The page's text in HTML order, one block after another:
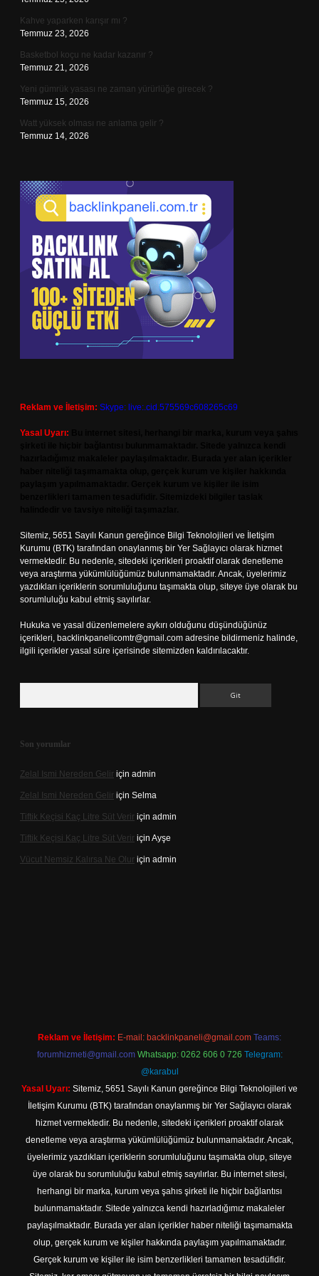
Kahve yaparken karışır mı ?
Temmuz 23, 2026
Basketbol koçu ne kadar kazanır ?
Temmuz 21, 2026
Yeni gümrük yasası ne zaman yürürlüğe girecek ?
Temmuz 15, 2026
Watt yüksek olması ne anlama gelir ?
Temmuz 14, 2026
Reklam ve İletişim: Skype: live:.cid.575569c608265c69
Yasal Uyarı:
Sitemiz, 5651 Sayılı Kanun gereğince Bilgi Teknolojileri ve İletişim
Kurumu (BTK) tarafından onaylanmış bir Yer Sağlayıcı olarak hizmet
vermektedir. Bu nedenle, sitedeki içerikleri proaktif olarak denetleme
veya araştırma yükümlülüğümüz bulunmamaktadır. Ancak, üyelerimiz
yazdıkları içeriklerin sorumluluğunu taşımakta olup, siteye üye olarak bu
sorumluluğu kabul etmiş sayılırlar.
Hukuka ve yasal düzenlemelere aykırı olduğunu düşündüğünüz
içerikleri, backlinkpanelicomtr@gmail.com adresine bildirmeniz halinde,
ilgili içerikler yasal süre içerisinde sitemizden kaldırılacaktır.
Son yorumlar
Zelal Ismi Nereden Gelir için admin
Zelal Ismi Nereden Gelir için Selma
Tiftik Keçisi Kaç Litre Süt Verir için admin
Tiftik Keçisi Kaç Litre Süt Verir için Ayşe
Vücut Nemsiz Kalırsa Ne Olur için admin
Reklam ve İletişim: E-mail: backlinkpaneli@gmail.com Teams:
forumhizmeti@gmail.com Whatsapp: 0262 606 0 726 Telegram:
@karabul
Yasal Uyarı: Sitemiz, 5651 Sayılı Kanun gereğince Bilgi Teknolojileri ve
İletişim Kurumu (BTK) tarafından onaylanmış bir Yer Sağlayıcı olarak
hizmet vermektedir. Bu nedenle, sitedeki içerikleri proaktif olarak
denetleme veya araştırma yükümlülüğümüz bulunmamaktadır. Ancak,
üyelerimiz yazdıkları içeriklerin sorumluluğunu taşımakta olup, siteye
üye olarak bu sorumluluğu kabul etmiş sayılırlar. Bu internet sitesi,
herhangi bir marka, kurum veya şahıs şirketi ile hiçbir bağlantısı
bulunmamaktadır. Sitede yalnızca kendi hazırladığımız makaleler
paylaşılmaktadır. Burada yer alan içerikler haber niteliği taşımamakta
olup, gerçek kurum ve kişiler hakkında paylaşım yapılmamaktadır.
Gerçek kurum ve kişiler ile isim benzerlikleri tamamen tesadüfidir.